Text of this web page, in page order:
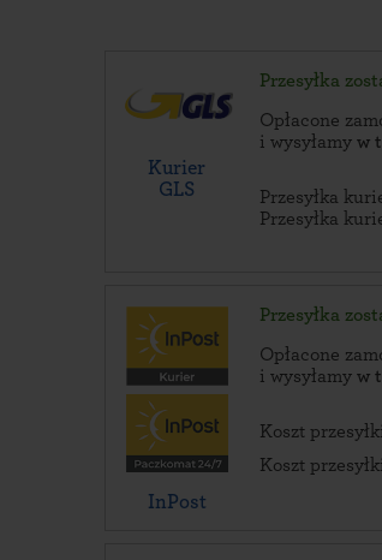
Kurier
GLS
Przesyłka
Opłacone
i wysyłamy w
Przesyłka
Przesyłka
InPost
Przesyłka
Opłacone
i wysyłamy w
Koszt
Koszt